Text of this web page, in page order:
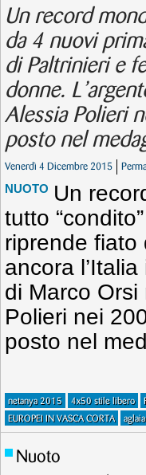
Un record
da 4 nuovi
di Paltrinieri e
donne.
Alessia Polieri
posto nel
Venerdì 4 Dicembre 2015
NUOTO Un
tutto
riprende fiato
ancora
di Marco
Polieri nei
posto nel
netanya 2015 4x50 stile libero
EUROPEI IN VASCA CORTA
Nuoto